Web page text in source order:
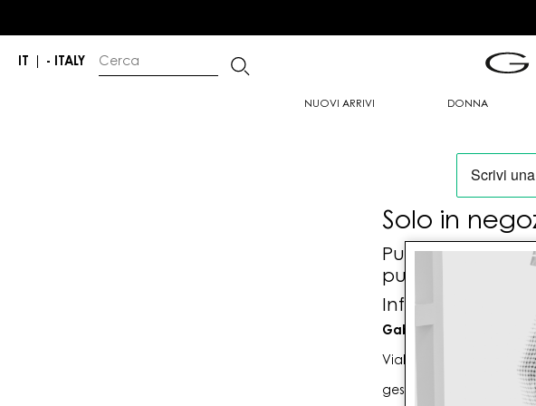
IT - ITALY
NUOVI ARRIVI DONNA
Solo in
Puoi trovare
punti vendita:
Info contatti
Gaballo Mario srl
Viale G. Matteotti n. 23